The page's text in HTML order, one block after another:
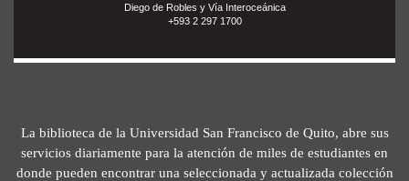
Diego de Robles y Vía Interoceánica
+593 2 297 1700
La biblioteca de la Universidad San Francisco de Quito, abre sus
servicios diariamente para la atención de miles de estudiantes en
donde pueden encontrar una seleccionada y actualizada colección